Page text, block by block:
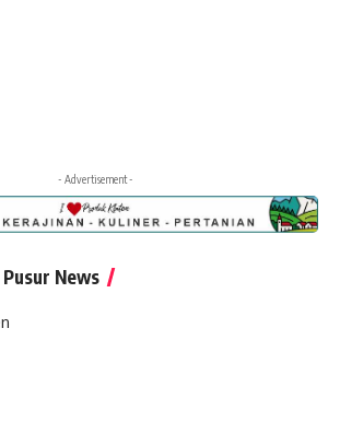
- Advertisement -
News